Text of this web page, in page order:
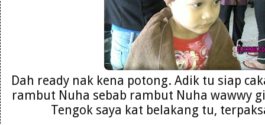
Dah ready nak kena potong. Adik tu siap
rambut Nuha sebab rambut Nuha wawwy
Tengok saya kat belakang tu,